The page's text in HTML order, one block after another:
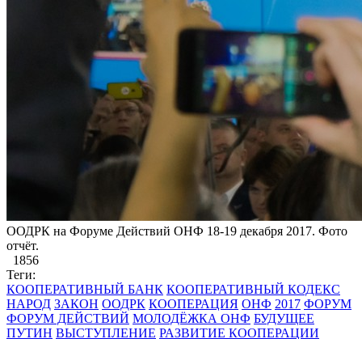
ООДРК на Форуме Действий ОНФ 18-19 декабря 2017. Фото
отчёт.
1856
Теги:
КООПЕРАТИВНЫЙ БАНК КООПЕРАТИВНЫЙ КОДЕКС
НАРОД ЗАКОН ООДРК КООПЕРАЦИЯ ОНФ 2017 ФОРУМ
ФОРУМ ДЕЙСТВИЙ МОЛОДЁЖКА ОНФ БУДУЩЕЕ
ПУТИН ВЫСТУПЛЕНИЕ РАЗВИТИЕ КООПЕРАЦИИ